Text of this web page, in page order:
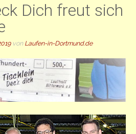
Dich freut sich
von Laufen-in-Dortmund.de